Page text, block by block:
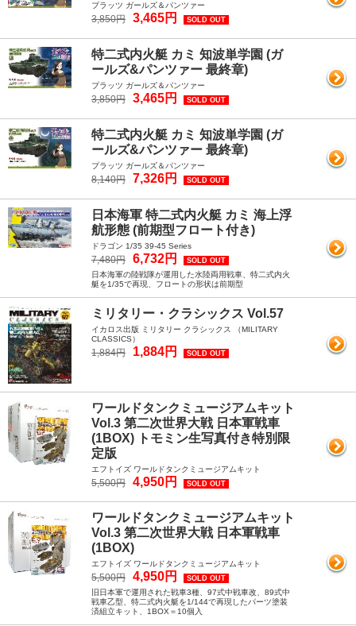
プラッツ ガールズ＆パンツァー
3,850円 3,465円 SOLD OUT
特二式内火艇 カミ 知波単学園 (ガ
ールズ&パンツァー 最終章)
プラッツ ガールズ＆パンツァー
3,850円 3,465円 SOLD OUT
特二式内火艇 カミ 知波単学園 (ガ
ールズ&パンツァー 最終章)
プラッツ ガールズ＆パンツァー
8,140円 7,326円 SOLD OUT
日本海軍 特二式内火艇 カミ 海上浮
航形態 (前期型フロート付き)
ドラゴン 1/35 39-45 Series
7,480円 6,732円 SOLD OUT
日本海軍の陸戦隊が運用した水陸両用戦車、特二式内火
艇を1/35で再現、フロートの形状は前期型
ミリタリー・クラシックス Vol.57
イカロス出版 ミリタリー クラシックス （MILITARY
CLASSICS）
1,884円 1,884円 SOLD OUT
ワールドタンクミュージアムキット
Vol.3 第二次世界大戦 日本軍戦車
(1BOX) トモミン生写真付き特別限
定版
エフトイズ ワールドタンクミュージアムキット
5,500円 4,950円 SOLD OUT
ワールドタンクミュージアムキット
Vol.3 第二次世界大戦 日本軍戦車
(1BOX)
エフトイズ ワールドタンクミュージアムキット
5,500円 4,950円 SOLD OUT
旧日本軍で運用された戦車3種、97式中戦車改、89式中
戦車乙型、特二式内火艇を1/144で再現したパーツ塗装
済組立キット、1BOX＝10個入